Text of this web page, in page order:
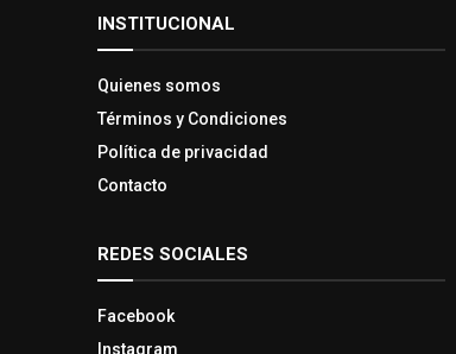
INSTITUCIONAL
Quienes somos
Términos y Condiciones
Política de privacidad
Contacto
REDES SOCIALES
Facebook
Instagram